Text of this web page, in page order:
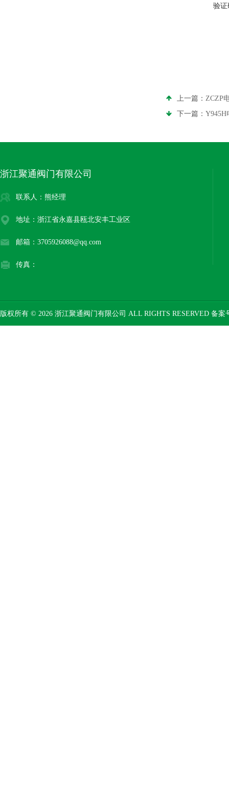
验证
上一篇： ZCZP
下一篇： Y945H
浙江聚通阀门有限公司
联系人：熊经理
地址：浙江省永嘉县瓯北安丰工业区
邮箱：3705926088@qq.com
传真：
版权所有 © 2026 浙江聚通阀门有限公司 ALL RIGHTS RESERVED 备案